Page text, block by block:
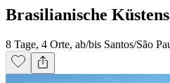
Brasilianische
8 Tage, 4 Orte, ab/bis Santos/São